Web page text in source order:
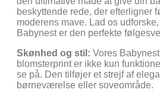
beskyttende rede, der efterligner
moderens mave. Lad os
Babynest er den perfekte
Skønhed og stil: Vores
blomsterprint er ikke kun
se på. Den tilføjer et strejf af
børneværelse eller soveområde.